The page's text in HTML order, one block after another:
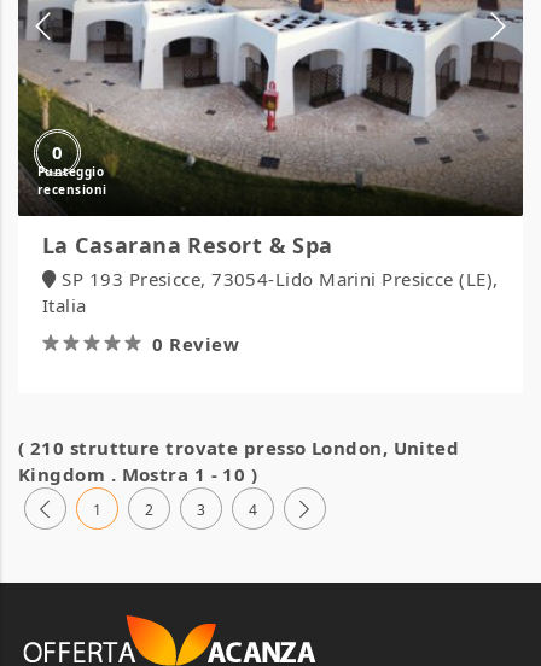
0
La Casarana Resort & Spa
SP 193 Presicce, 73054-Lido Marini Presicce (LE),
Italia
0 Review
( 210 strutture trovate presso London, United
Kingdom . Mostra 1 - 10 )
1 2 3 4